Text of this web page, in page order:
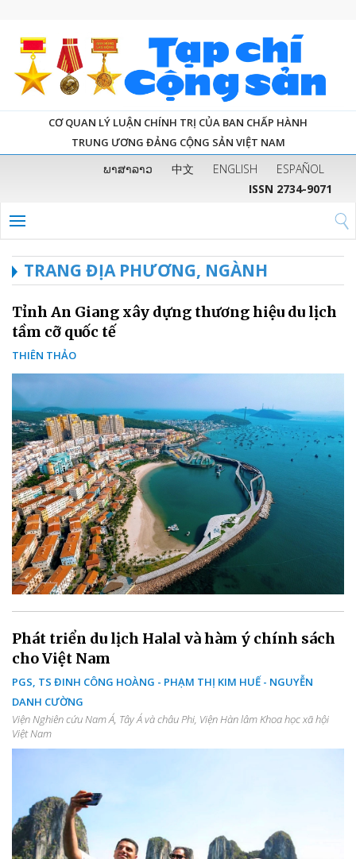
CƠ QUAN LÝ LUẬN CHÍNH TRỊ CỦA BAN CHẤP HÀNH
TRUNG ƯƠNG ĐẢNG CỘNG SẢN VIỆT NAM
ພາສາລາວ 中文 ENGLISH
ESPAÑOL
ISSN 2734-9071
TRANG ĐỊA PHƯƠNG, NGÀNH
Tỉnh An Giang xây dựng thương hiệu du lịch
tầm cỡ quốc tế
THIÊN THẢO
Phát triển du lịch Halal và hàm ý chính sách
cho Việt Nam
PGS, TS ĐINH CÔNG HOÀNG - PHẠM THỊ KIM HUẾ - NGUYỄN
DANH CƯỜNG
Viện Nghiên cứu Nam Á, Tây Á và châu Phi, Viện Hàn lâm Khoa học xã hội
Việt Nam